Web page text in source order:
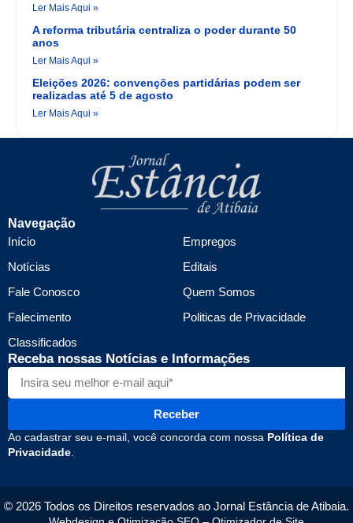
Ler Mais Aqui »
A reforma tributária centraliza o poder durante 50
anos
Ler Mais Aqui »
Eleições 2026: convenções partidárias podem ser
realizadas até 5 de agosto
Ler Mais Aqui »
Navegação
Início
Notícias
Fale Conosco
Falecimento
Classificados
Empregos
Editais
Quem Somos
Politicas de Privacidade
Receba nossas Notícias e Informações
Receber
Ao cadastrar seu e-mail, você concorda com nossa Política de
Privacidade
© 2026 Todos os Direitos reservados ao Jornal Estância de Atibaia.